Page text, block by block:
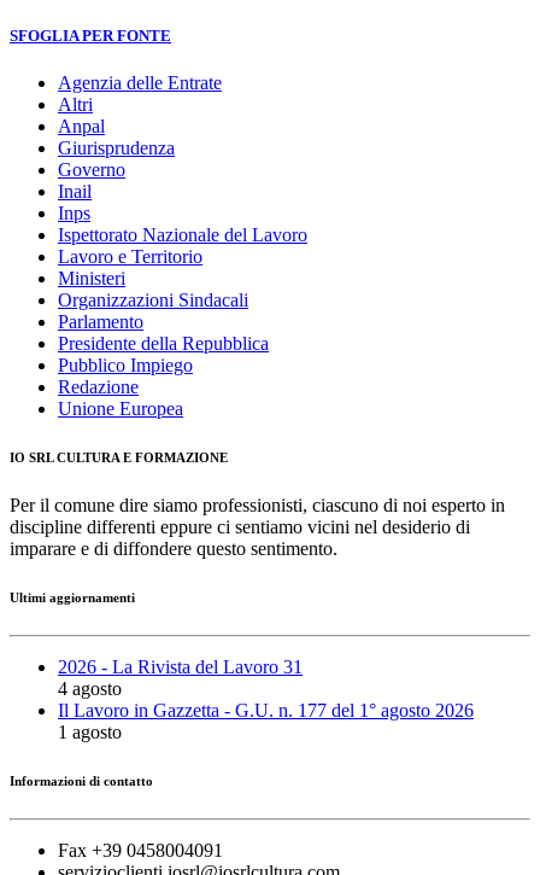
SFOGLIA PER FONTE
Agenzia delle Entrate
Altri
Anpal
Giurisprudenza
Governo
Inail
Inps
Ispettorato Nazionale del Lavoro
Lavoro e Territorio
Ministeri
Organizzazioni Sindacali
Parlamento
Presidente della Repubblica
Pubblico Impiego
Redazione
Unione Europea
IO SRL CULTURA E FORMAZIONE
Per il comune dire siamo professionisti, ciascuno di noi esperto in
discipline differenti eppure ci sentiamo vicini nel desiderio di
imparare e di diffondere questo sentimento.
Ultimi aggiornamenti
2026 - La Rivista del Lavoro 31
4 agosto
Il Lavoro in Gazzetta - G.U. n. 177 del 1° agosto 2026
1 agosto
Informazioni di contatto
Fax +39 0458004091